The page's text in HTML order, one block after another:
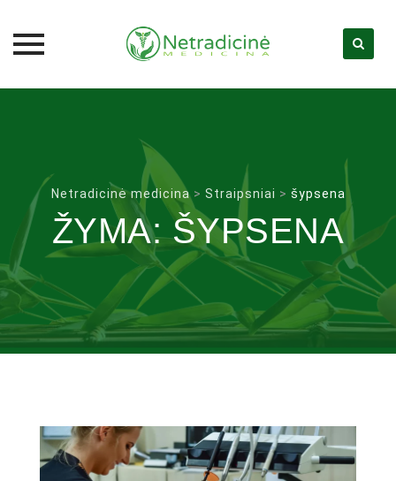
Netradicinė medicina> Straipsniai > šypsena
ŽYMA:ŠYPSENA